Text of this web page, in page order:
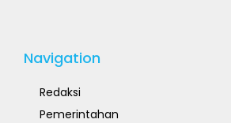
Navigation
Redaksi
Pemerintahan